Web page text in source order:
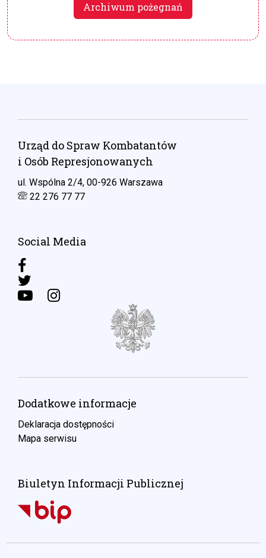
Archiwum pożegnań
Urząd do Spraw Kombatantów
i Osób Represjonowanych
ul. Wspólna 2/4, 00-926 Warszawa
22 276 77 77
Social Media
Dodatkowe informacje
Deklaracja dostępności
Mapa serwisu
Biuletyn Informacji Publicznej